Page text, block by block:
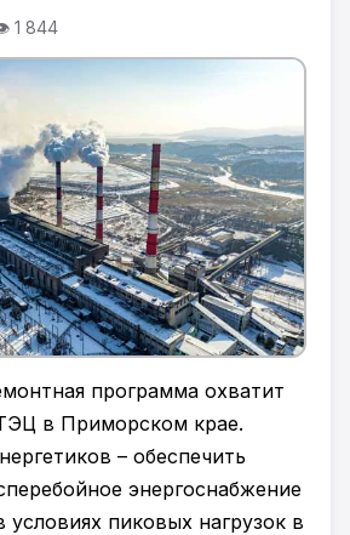
1 844
программа охватит
в Приморском крае.
– обеспечить
энергоснабжение
условиях пиковых нагрузок в